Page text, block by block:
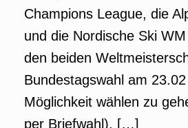
Champions League, die
und die Nordische Ski
den beiden
Bundestagswahl am
Möglichkeit wählen zu
per Briefwahl). […]